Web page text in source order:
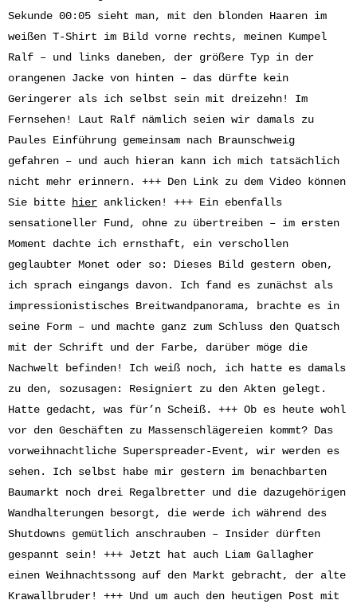
Sekunde 00:05 sieht man, mit den blonden Haaren im
weißen T-Shirt im Bild vorne rechts, meinen Kumpel
Ralf – und links daneben, der größere Typ in der
orangenen Jacke von hinten – das dürfte kein
Geringerer als ich selbst sein mit dreizehn! Im
Fernsehen! Laut Ralf nämlich seien wir damals zu
Paules Einführung gemeinsam nach Braunschweig
gefahren – und auch hieran kann ich mich tatsächlich
nicht mehr erinnern. +++ Den Link zu dem Video können
Sie bitte hier anklicken! +++ Ein ebenfalls
sensationeller Fund, ohne zu übertreiben – im ersten
Moment dachte ich ernsthaft, ein verschollen
geglaubter Monet oder so: Dieses Bild gestern oben,
ich sprach eingangs davon. Ich fand es zunächst als
impressionistisches Breitwandpanorama, brachte es in
seine Form – und machte ganz zum Schluss den Quatsch
mit der Schrift und der Farbe, darüber möge die
Nachwelt befinden! Ich weiß noch, ich hatte es damals
zu den, sozusagen: Resigniert zu den Akten gelegt.
Hatte gedacht, was für’n Scheiß. +++ Ob es heute wohl
vor den Geschäften zu Massenschlägereien kommt? Das
vorweihnachtliche Superspreader-Event, wir werden es
sehen. Ich selbst habe mir gestern im benachbarten
Baumarkt noch drei Regalbretter und die dazugehörigen
Wandhalterungen besorgt, die werde ich während des
Shutdowns gemütlich anschrauben – Insider dürften
gespannt sein! +++ Jetzt hat auch Liam Gallagher
einen Weihnachtssong auf den Markt gebracht, der alte
Krawallbruder! +++ Und um auch den heutigen Post mit